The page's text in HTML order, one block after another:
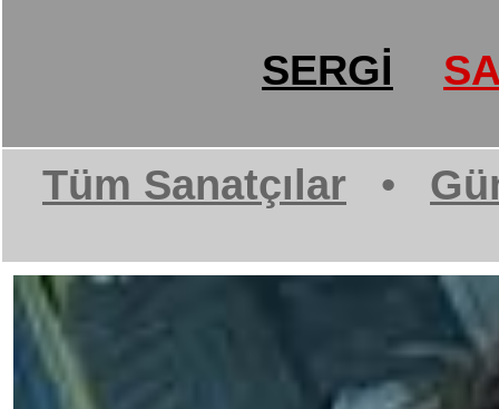
SERGİ
Tüm Sanatçılar •